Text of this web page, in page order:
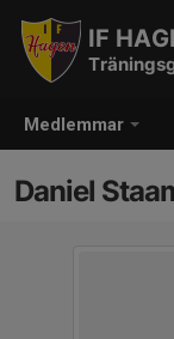
Medlemmar
IF
Daniel